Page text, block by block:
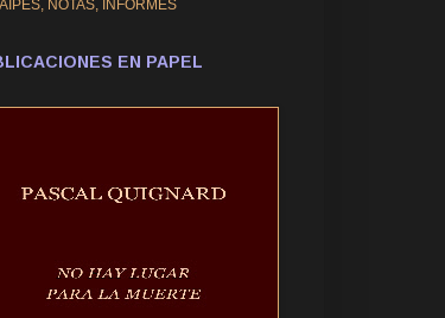
NOTAS, INFORMES
EN PAPEL